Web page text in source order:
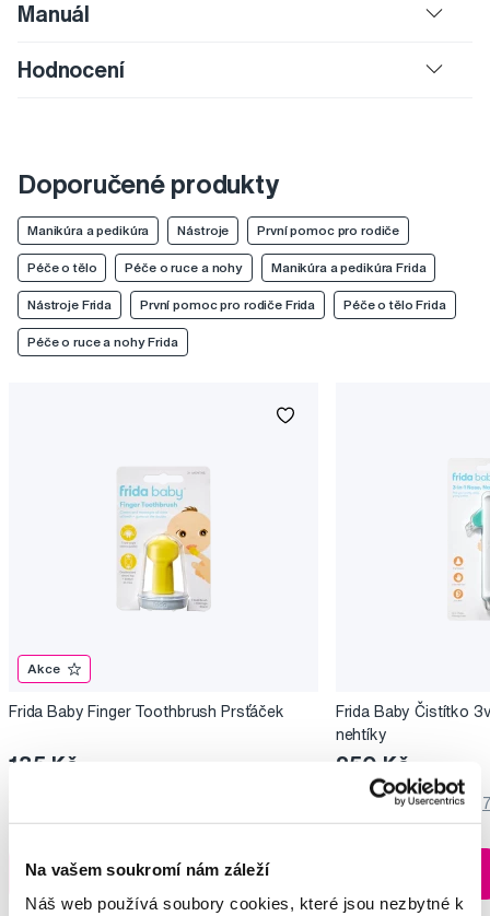
Na vašem soukromí nám záleží
Náš web používá soubory cookies, které jsou nezbytné k
Manuál
Hodnocení
Doporučené produkty
Manikúra a pedikúra Nástroje První pomoc pro rodiče
Péče o tělo Péče o ruce a nohy Manikúra a pedikúra Frida
Nástroje Frida První pomoc pro rodiče Frida Péče o tělo Frida
Péče o ruce a nohy Frida
Akce
Frida Baby Finger Toothbrush Prsťáček
135 Kč
Do košíku
Ihned na
13 prodejnách
Frida Baby Čistítko
nehtíky
250 Kč
4,5/5